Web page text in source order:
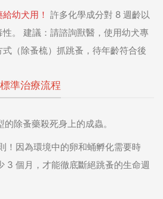
幼犬用！ 許多化學成分對 8 週齡以
。
建議： 請諮詢獸醫，使用幼犬專
（除蚤梳）抓跳蚤，待年齡符合後
準治療流程
的除蚤藥殺死身上的成蟲。
！因為環境中的卵和蛹孵化需要時
3 個月，才能徹底斷絕跳蚤的生命週